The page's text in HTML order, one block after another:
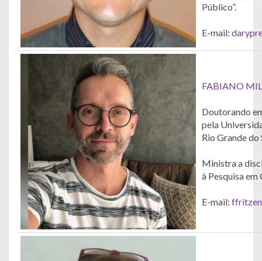
Público”.
E-mail:
FABIANO
Doutorando
pela
Rio Grande do
Ministra a
à Pesquisa em
E-mail: